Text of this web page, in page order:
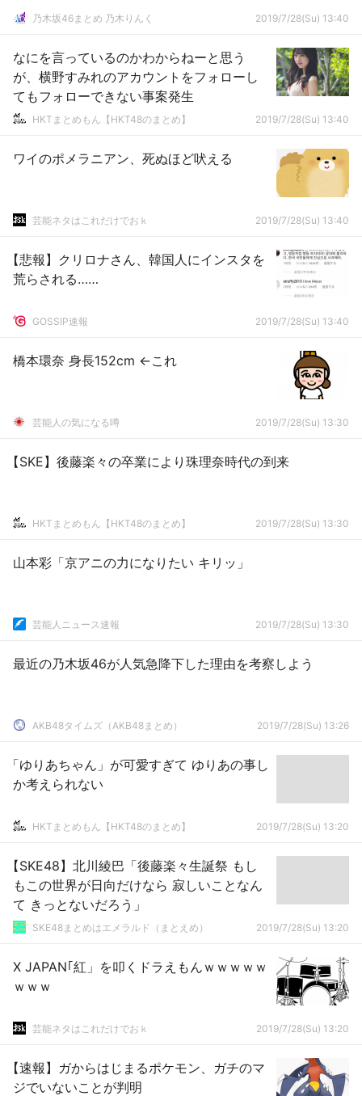
乃木坂46まとめ 乃木りんく 2019/7/28(Su) 13:40
なにを言っているのかわからねーと思う
が、横野すみれのアカウントをフォローし
てもフォローできない事案発生
HKTまとめもん【HKT48のまとめ】 2019/7/28(Su) 13:40
ワイのポメラニアン、死ぬほど吠える
芸能ネタはこれだけでおｋ 2019/7/28(Su) 13:40
【悲報】クリロナさん、韓国人にインスタを
荒らされる……
GOSSIP速報 2019/7/28(Su) 13:40
橋本環奈 身長152cm ←これ
芸能人の気になる噂 2019/7/28(Su) 13:30
【SKE】後藤楽々の卒業により珠理奈時代の到来
HKTまとめもん【HKT48のまとめ】 2019/7/28(Su) 13:30
山本彩「京アニの力になりたい キリッ」
芸能人ニュース速報 2019/7/28(Su) 13:30
最近の乃木坂46が人気急降下した理由を考察しよう
AKB48タイムズ（AKB48まとめ） 2019/7/28(Su) 13:26
「ゆりあちゃん」が可愛すぎて ゆりあの事し
か考えられない
HKTまとめもん【HKT48のまとめ】 2019/7/28(Su) 13:20
【SKE48】北川綾巴「後藤楽々生誕祭 もし
もこの世界が日向だけなら 寂しいことなん
て きっとないだろう」
SKE48まとめはエメラルド（まとえめ） 2019/7/28(Su) 13:20
X JAPAN｢紅」を叩くドラえもんｗｗｗｗｗ
ｗｗｗ
芸能ネタはこれだけでおｋ 2019/7/28(Su) 13:20
【速報】ガからはじまるポケモン、ガチのマ
ジでいないことが判明